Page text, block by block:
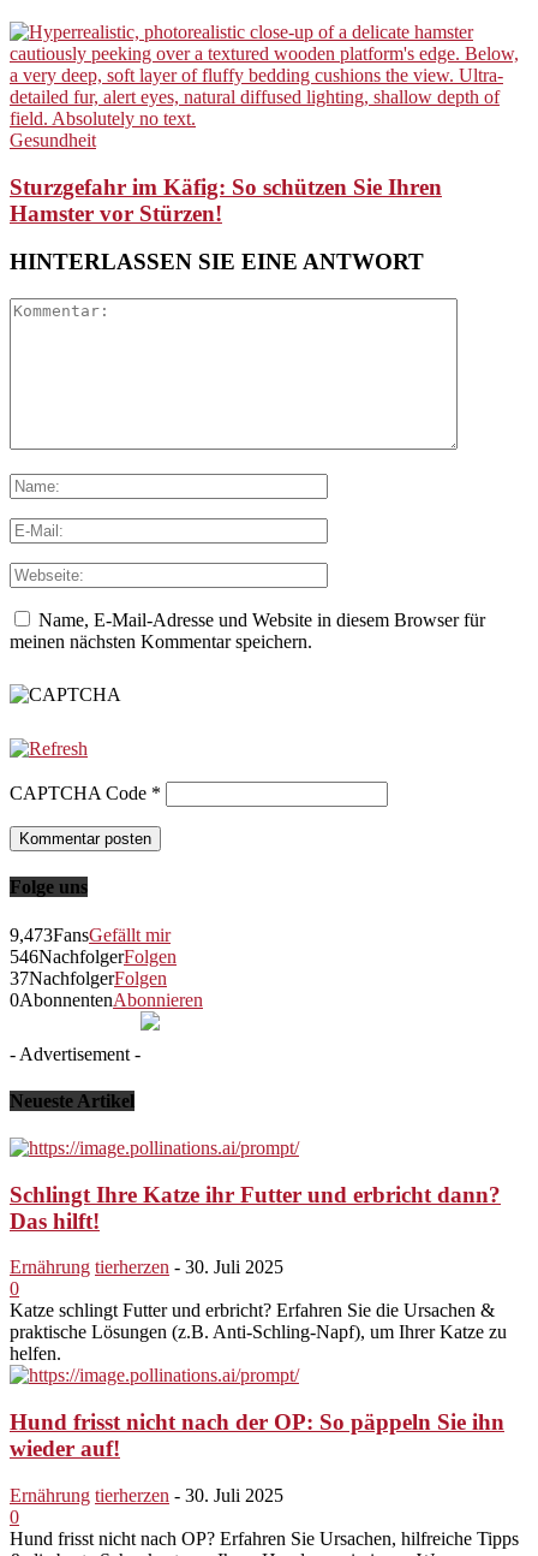
Gesundheit
Sturzgefahr im Käfig: So schützen Sie Ihren
Hamster vor Stürzen!
HINTERLASSEN SIE EINE ANTWORT
Name, E-Mail-Adresse und Website in diesem Browser für
meinen nächsten Kommentar speichern.
CAPTCHA Code *
Folge uns
9,473FansGefällt mir
546NachfolgerFolgen
37NachfolgerFolgen
0AbonnentenAbonnieren
- Advertisement -
Neueste Artikel
Schlingt Ihre Katze ihr Futter und erbricht dann?
Das hilft!
Ernährung tierherzen - 30. Juli 2025
0
Katze schlingt Futter und erbricht? Erfahren Sie die Ursachen &
praktische Lösungen (z.B. Anti-Schling-Napf), um Ihrer Katze zu
helfen.
Hund frisst nicht nach der OP: So päppeln Sie ihn
wieder auf!
Ernährung tierherzen - 30. Juli 2025
0
Hund frisst nicht nach OP? Erfahren Sie Ursachen, hilfreiche Tipps